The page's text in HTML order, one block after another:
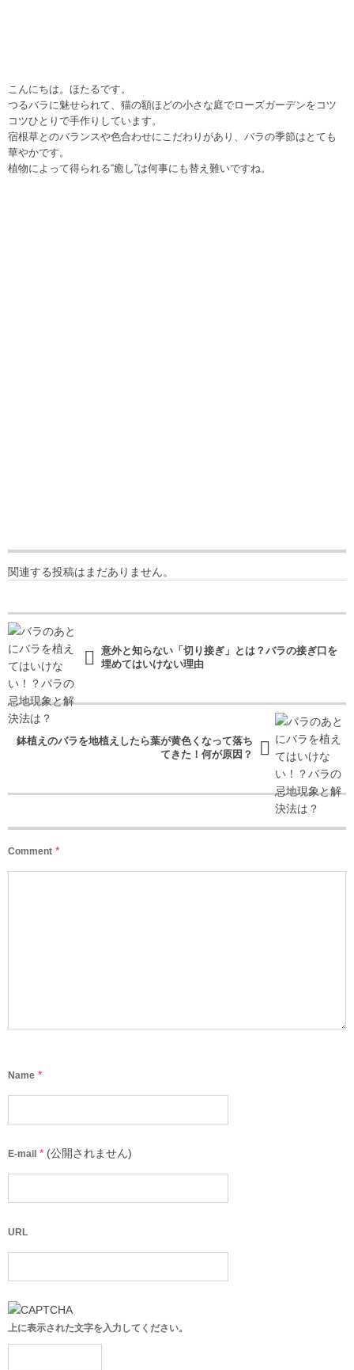
こんにちは。ほたるです。
つるバラに魅せられて、猫の額ほどの小さな庭でローズガーデンをコツ
コツひとりで手作りしています。
宿根草とのバランスや色合わせにこだわりがあり、バラの季節はとても
華やかです。
植物によって得られる“癒し”は何事にも替え難いですね。
関連する投稿はまだありません。
意外と知らない「切り接ぎ」とは？バラの接ぎ口を
埋めてはいけない理由
鉢植えのバラを地植えしたら葉が黄色くなって落ち
てきた！何が原因？
Comment *
Name *
E-mail * (公開されません)
URL
上に表示された文字を入力してください。